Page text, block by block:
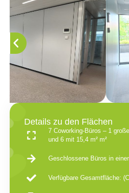
Details zu den Flächen
7 Coworking-Büros – 1
und 6 mit 15,4 m² m²
Geschlossene Büros in
Verfügbare Gesamtfläche: